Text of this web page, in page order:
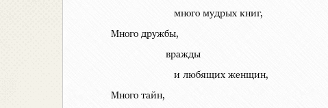
много мудрых книг,
Много дружбы,
вражды
и любящих женщин,
Много тайн,